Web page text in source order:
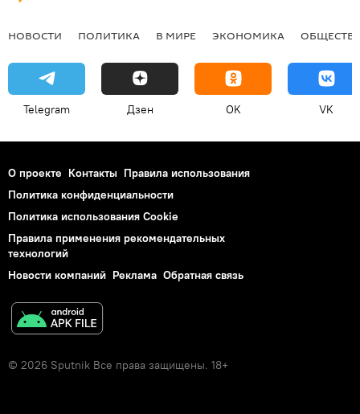
НОВОСТИ ПОЛИТИКА В МИРЕ ЭКОНОМИКА
Telegram Дзен OK VK
О проекте Контакты Правила использования
Политика конфиденциальности
Политика использования Cookie
Правила применения рекомендательных
технологий
Новости компаний Реклама Обратная связь
© 2026 Sputnik Все права защищены. 18+